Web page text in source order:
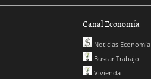
Canal Economía
Noticias Economía
Buscar Trabajo
Vivienda